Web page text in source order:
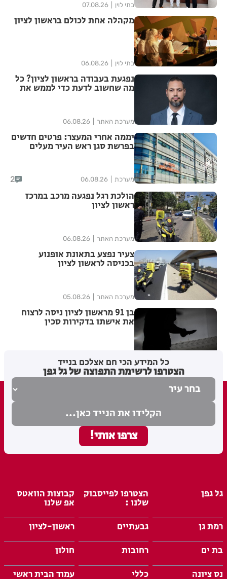
בתי לוין 07.08.26
מקהלה אחת לכולם בראשון לציון
בתי לוין 06.08.26
נפגעת בעבודה בראשון לציון? כל
מה שחשוב לדעת כדי לממש את
מערכת האתר 06.08.26
יממה אחרי המעצר: פרטים חדשים
בפרשת סגן ראש העיר מעלים
מערכת 06.08.26
2
הולכת רגל נפגעה מרכב במרכז
ראשון לציון
מערכת האתר 06.08.26
צעיר נפצע בתאונת אופנוע
בכניסה לראשון לציון
מערכת האתר 05.08.26
בן 91 מראשון לציון ניסה לרצוח
את אישתו בדקירות סכין
כל המידע הכי חם אצלכם בנייד
הצטרפו לרשימת התפוצה של גל גפן
גל גפן הצטרפו לפייסבוק
שלנו :
קבוצות הוואטס
אפ שלנו
רמת גן
גבעתיים
ראשון-לציון
בת ים
רחובות
חולון
נס ציונה
כללי עמוד הבית ראשי